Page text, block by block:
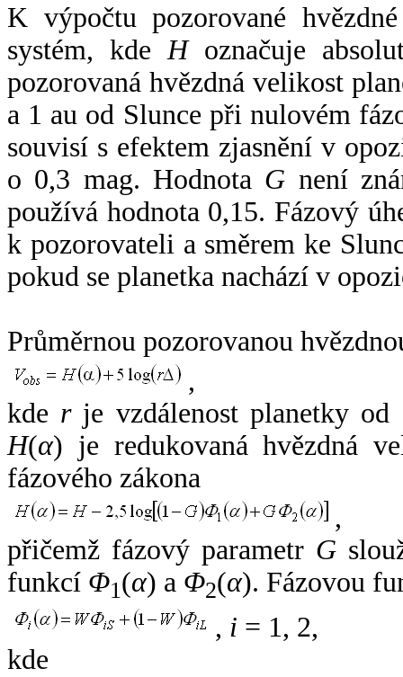
K výpočtu pozorované
systém, kde Hoznačuje
pozorovaná hvězdná velikost
a 1 au od Slunce při nulovém
souvisí s efektem zjasnění v
o 0,3 mag. Hodnota G není
používá hodnota 0,15. Fázový
k pozorovateli a směrem ke
pokud se planetka nachází v
Průměrnou pozorovanou
,
kde rje vzdálenost planetky od
H(α) je redukovaná hvězdná
fázového zákona
,
přičemž fázový parametr G
funkcí Φ1(α) a Φ2(α). Fázovou
, i = 1, 2,
kde